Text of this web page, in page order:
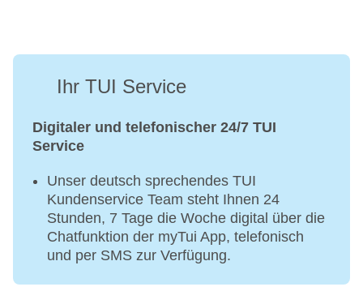
Ihr TUI Service
Digitaler und telefonischer 24/7 TUI
Service
Unser deutsch sprechendes TUI
Kundenservice Team steht Ihnen 24
Stunden, 7 Tage die Woche digital über die
Chatfunktion der myTui App, telefonisch
und per SMS zur Verfügung.